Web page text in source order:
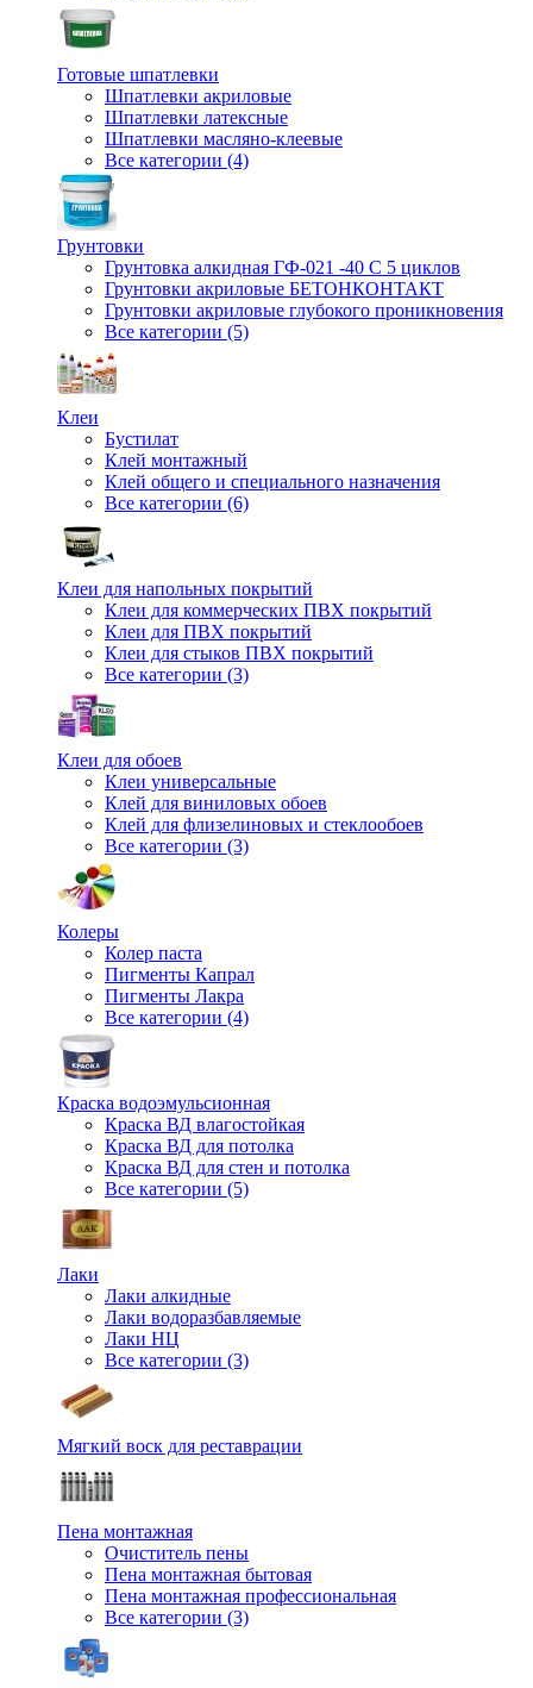
Готовые шпатлевки
Шпатлевки акриловые
Шпатлевки латексные
Шпатлевки масляно-клеевые
Все категории (4)
Грунтовки
Грунтовка алкидная ГФ-021 -40 С 5 циклов
Грунтовки акриловые БЕТОНКОНТАКТ
Грунтовки акриловые глубокого проникновения
Все категории (5)
Клеи
Бустилат
Клей монтажный
Клей общего и специального назначения
Все категории (6)
Клеи для напольных покрытий
Клеи для коммерческих ПВХ покрытий
Клеи для ПВХ покрытий
Клеи для стыков ПВХ покрытий
Все категории (3)
Клеи для обоев
Клеи универсальные
Клей для виниловых обоев
Клей для флизелиновых и стеклообоев
Все категории (3)
Колеры
Колер паста
Пигменты Капрал
Пигменты Лакра
Все категории (4)
Краска водоэмульсионная
Краска ВД влагостойкая
Краска ВД для потолка
Краска ВД для стен и потолка
Все категории (5)
Лаки
Лаки алкидные
Лаки водоразбавляемые
Лаки НЦ
Все категории (3)
Мягкий воск для реставрации
Пена монтажная
Очиститель пены
Пена монтажная бытовая
Пена монтажная профессиональная
Все категории (3)